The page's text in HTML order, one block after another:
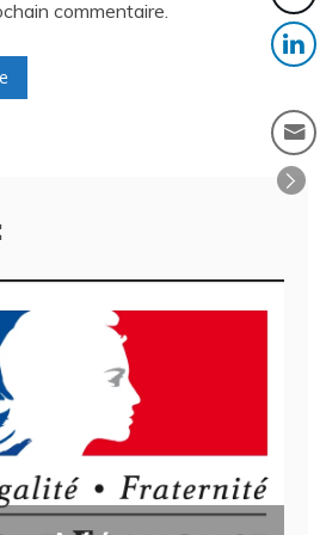
commentaire.